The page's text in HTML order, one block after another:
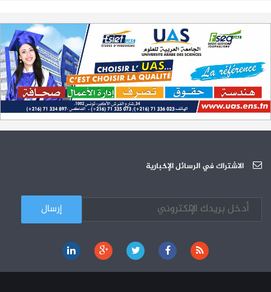
23-06
الترشح لمناظرة الالتحاق بالتكوين في مستوى مؤهل التقني السامي - دورة
سبتمبر 2023
31-12
L'Université Arabe des Sciences : Avis à tous les étudiant(e)s
12-05 200 منحة لطلبة الطب التونسيين في جامعة هارفارد ‏الأمريكية‏
26-10 الجامعة العربية للعلوم تونس (U.A.S) : عرض لآخر إصدارات دار اليمامة
03-10 الجامعة العربية للعلوم : دورة تكوينية
كل الأخبار
الاشتراك في الرسائل الإخبارية